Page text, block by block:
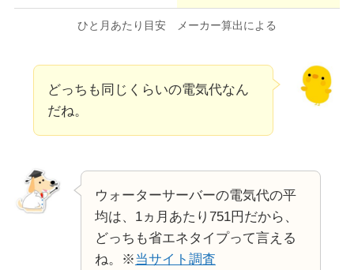
ひと月あたり目安 メーカー算出による
どっちも同じくらいの電気代なん
だね。
ウォーターサーバーの電気代の平
均は、1ヵ月あたり751円だから、
どっちも省エネタイプって言える
ね。※当サイト調査